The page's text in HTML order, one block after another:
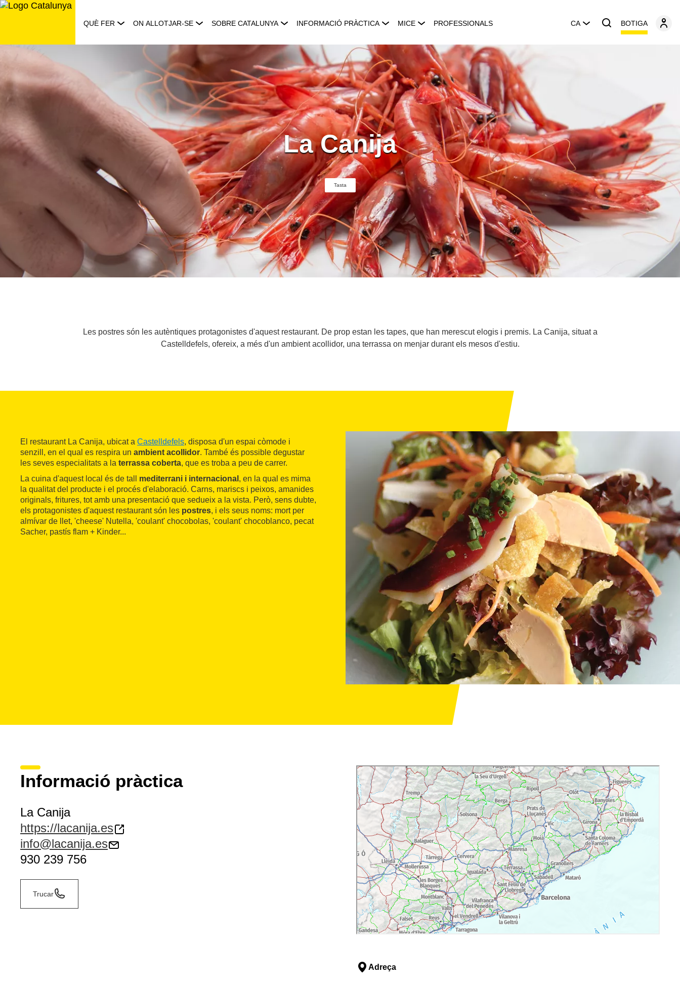
Saltar
QUÈ FER ON ALLOTJAR-SE SOBRE CATALUNYA INFORMACIÓ PRÀCTICA MICE PROFESSIONALS CA BOTIGA
La Canija
Tasta
Les postres són les autèntiques protagonistes d'aquest restaurant. De prop estan les tapes, que han merescut elogis i premis. La Canija, situat a
Castelldefels, ofereix, a més d'un ambient acollidor, una terrassa on menjar durant els mesos d'estiu.
El restaurant La Canija, ubicat a Castelldefels, disposa d'un espai còmode i
senzill, en el qual es respira un ambient acollidor. També és possible degustar
les seves especialitats a la terrassa coberta, que es troba a peu de carrer.
La cuina d'aquest local és de tall mediterrani i internacional , en la qual es mima
la qualitat del producte i el procés d'elaboració. Carns, mariscs i peixos, amanides
originals, fritures, tot amb una presentació que sedueix a la vista. Però, sens dubte,
els protagonistes d'aquest restaurant són les postres, i els seus noms: mort per
almívar de llet, 'cheese' Nutella, 'coulant' chocobolas, 'coulant' chocoblanco, pecat
Sacher, pastís flam + Kinder...
Informació pràctica
La Canija
https://lacanija.es
info@lacanija.es
930 239 756
Trucar
Adreça